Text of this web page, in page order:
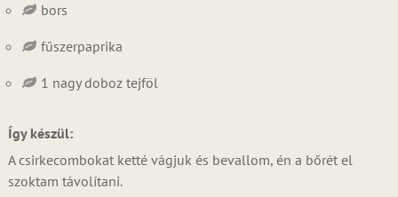
bors
fűszerpaprika
1 nagy doboz tejföl
Így készül:
A csirkecombokat ketté vágjuk és bevallom, én a bőrét el
szoktam távolítani.